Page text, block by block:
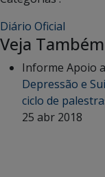
Diário Oficial
Veja Também
Informe Apoio
Depressão e
ciclo de
25 abr 2018